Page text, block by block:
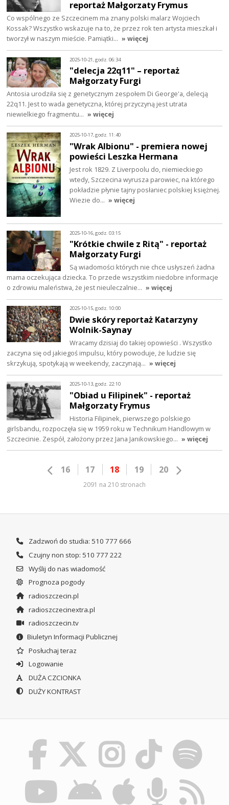
reportaż Małgorzaty Frymus
Co wspólnego ze Szczecinem ma znany polski malarz Wojciech
Kossak? Wszystko wskazuje na to, że przez rok ten artysta mieszkał i
tworzył w naszym mieście. Pamiątki… » więcej
2025-10-21, godz. 06:34
"delecja 22q11" – reportaż
Małgorzaty Furgi
Antosia urodziła się z genetycznym zespołem Di George'a, delecją
22q11. Jest to wada genetyczna, której przyczyną jest utrata
niewielkiego fragmentu… » więcej
2025-10-17, godz. 11:40
"Wrak Albionu" - premiera nowej
powieści Leszka Hermana
Jest rok 1829. Z Liverpoolu do, niemieckiego
wtedy, Szczecina wyrusza parowiec, na którego
pokładzie płynie tajny posłaniec polskiej księżnej.
Wiezie do… » więcej
2025-10-16, godz. 03:15
"Krótkie chwile z Ritą" - reportaż
Małgorzaty Furgi
Są wiadomości których nie chce usłyszeń żadna
mama oczekująca dziecka. To przede wszystkim niedobre informacje
o zdrowiu maleństwa, że jest nieuleczalnie… » więcej
2025-10-15, godz. 10:00
Dwie skóry reportaż Katarzyny
Wolnik-Saynay
Wracamy dzisiaj do takiej opowieści . Wszystko
zaczyna się od jakiegoś impulsu, który powoduje, że ludzie się
skrzykują, spotykają w weekendy, zaczynają… » więcej
2025-10-13, godz. 22:10
"Obiad u Filipinek" - reportaż
Małgorzaty Frymus
Historia Filipinek, pierwszego polskiego
girlsbandu, rozpoczęła się w 1959 roku w Technikum Handlowym w
Szczecinie. Zespół, założony przez Jana Janikowskiego… » więcej
16 17 18 19 20
2091 na 210 stronach
Zadzwoń do studia: 510 777 666
Czujny non stop: 510 777 222
Wyślij do nas wiadomość
Prognoza pogody
radioszczecin.pl
radioszczecinextra.pl
radioszczecin.tv
Biuletyn Informacji Publicznej
Posłuchaj teraz
Logowanie
DUŻA CZCIONKA
DUŻY KONTRAST